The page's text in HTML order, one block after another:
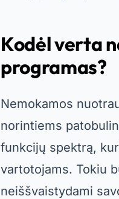
Kodėl verta
programas?
Nemokamos
norintiems
funkcijų spektrą,
vartotojams. Tokiu
neiššvaistydami